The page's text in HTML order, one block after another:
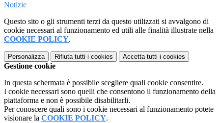
Notizie
Questo sito o gli strumenti terzi da questo utilizzati si avvalgono di
cookie necessari al funzionamento ed utili alle finalità illustrate nella
COOKIE POLICY.
Personalizza Rifiuta tutti i cookies Accetta tutti i cookies
Gestione cookie
In questa schermata è possibile scegliere quali cookie consentire.
I cookie necessari sono quelli che consentono il funzionamento della
piattaforma e non è possibile disabilitarli.
Per conoscere quali sono i cookie necessari al funzionamento potete
visionare la COOKIE POLICY.